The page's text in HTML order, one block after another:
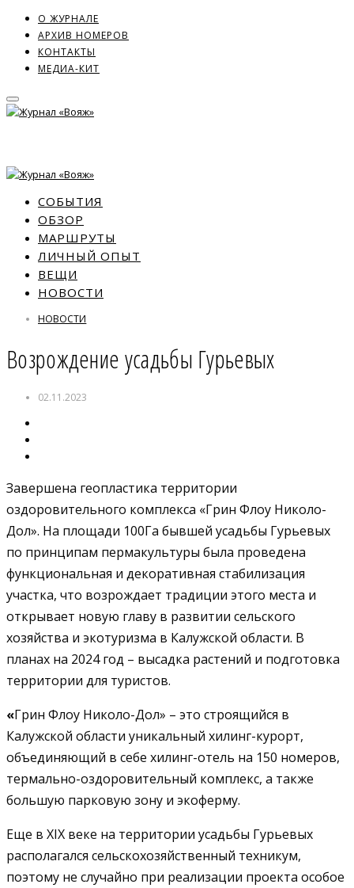
О ЖУРНАЛЕ
АРХИВ НОМЕРОВ
КОНТАКТЫ
МЕДИА-КИТ
СОБЫТИЯ
ОБЗОР
МАРШРУТЫ
ЛИЧНЫЙ ОПЫТ
ВЕЩИ
НОВОСТИ
НОВОСТИ
Возрождение усадьбы Гурьевых
02.11.2023
Завершена геопластика территории
оздоровительного комплекса «Грин Флоу Николо-
Дол». На площади 100Га бывшей усадьбы Гурьевых
по принципам пермакультуры была проведена
функциональная и декоративная стабилизация
участка, что возрождает традиции этого места и
открывает новую главу в развитии сельского
хозяйства и экотуризма в Калужской области. В
планах на 2024 год – высадка растений и подготовка
территории для туристов.
«Грин Флоу Николо-Дол» – это строящийся в
Калужской области уникальный хилинг-курорт,
объединяющий в себе хилинг-отель на 150 номеров,
термально-оздоровительный комплекс, а также
большую парковую зону и экоферму.
Еще в XIX веке на территории усадьбы Гурьевых
располагался сельскохозяйственный техникум,
поэтому не случайно при реализации проекта особое